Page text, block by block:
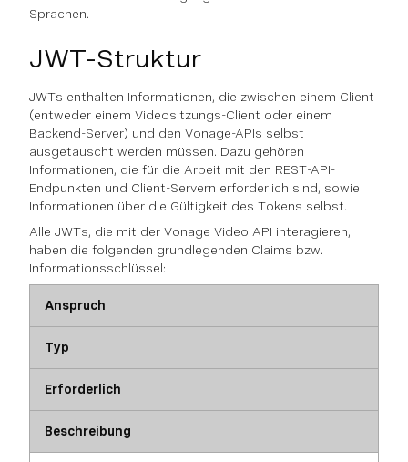
Sprachen.
JWT-Struktur
JWTs enthalten Informationen, die zwischen einem Client
(entweder einem Videositzungs-Client oder einem
Backend-Server) und den Vonage-APIs selbst
ausgetauscht werden müssen. Dazu gehören
Informationen, die für die Arbeit mit den REST-API-
Endpunkten und Client-Servern erforderlich sind, sowie
Informationen über die Gültigkeit des Tokens selbst.
Alle JWTs, die mit der Vonage Video API interagieren,
haben die folgenden grundlegenden Claims bzw.
Informationsschlüssel:
Anspruch
Typ
Erforderlich
Beschreibung